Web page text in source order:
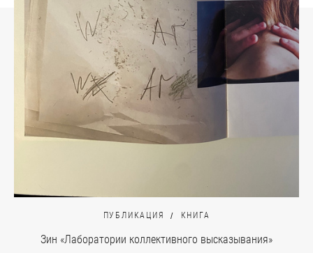
ПУБЛИКАЦИЯ КНИГА
Зин «Лаборатории коллективного высказывания»